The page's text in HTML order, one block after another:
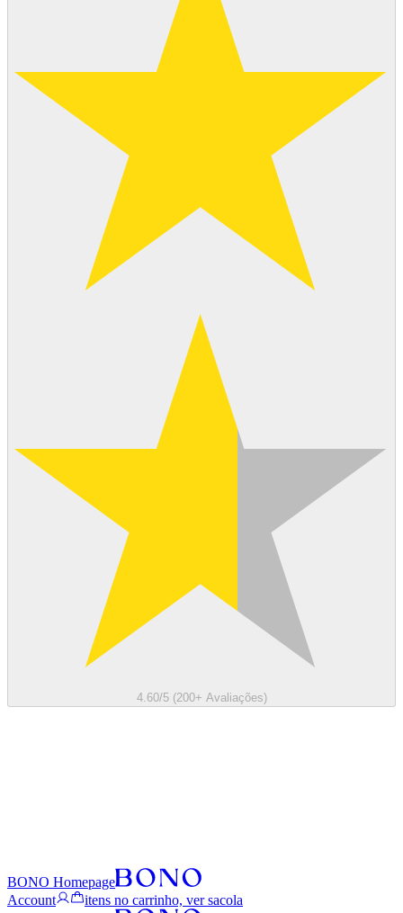
4.60/5 (200+ Avaliações)
BONO Homepage
Account
itens no carrinho, ver sacola